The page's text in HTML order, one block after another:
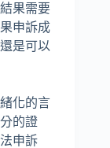
果需要
申訴成
是可以
化的言
的證
申訴